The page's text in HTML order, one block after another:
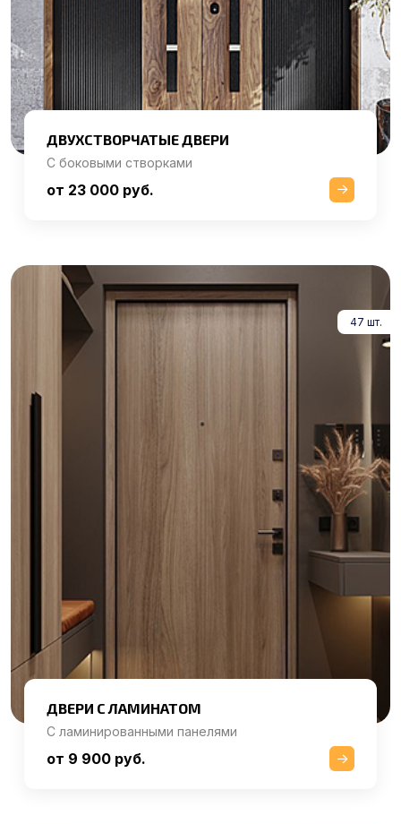
ДВУХСТВОРЧАТЫЕ ДВЕРИ
С боковыми створками
от 23 000 руб.
47 шт.
ДВЕРИ С ЛАМИНАТОМ
С ламинированными панелями
от 9 900 руб.